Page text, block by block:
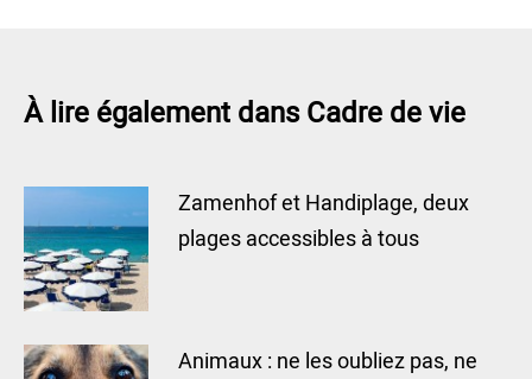
À lire également dans Cadre de vie
Zamenhof et Handiplage, deux
plages accessibles à tous
Animaux : ne les oubliez pas, ne